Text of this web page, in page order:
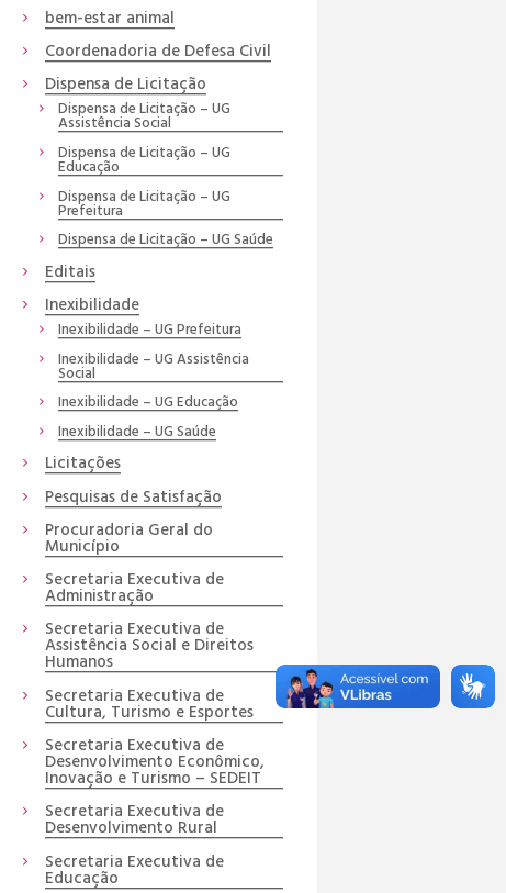
bem-estar animal
Coordenadoria de Defesa Civil
Dispensa de Licitação
Dispensa de Licitação – UG
Assistência Social
Dispensa de Licitação – UG
Educação
Dispensa de Licitação – UG
Prefeitura
Dispensa de Licitação – UG Saúde
Editais
Inexibilidade
Inexibilidade – UG Prefeitura
Inexibilidade – UG Assistência
Social
Inexibilidade – UG Educação
Inexibilidade – UG Saúde
Licitações
Pesquisas de Satisfação
Procuradoria Geral do
Município
Secretaria Executiva de
Administração
Secretaria Executiva de
Assistência Social e Direitos
Humanos
Secretaria Executiva de
Cultura, Turismo e Esportes
Secretaria Executiva de
Desenvolvimento Econômico,
Inovação e Turismo – SEDEIT
Secretaria Executiva de
Desenvolvimento Rural
Secretaria Executiva de
Educação